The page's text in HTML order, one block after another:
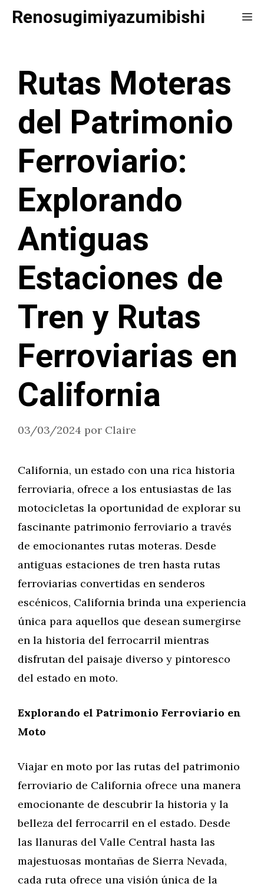
SaltarRenosugimiyazumibishi
Rutas Moteras
del Patrimonio
Ferroviario:
Explorando
Antiguas
Estaciones de
Tren y Rutas
Ferroviarias en
California
03/03/2024 por Claire
California, un estado con una rica historia
ferroviaria, ofrece a los entusiastas de las
motocicletas la oportunidad de explorar su
fascinante patrimonio ferroviario a través
de emocionantes rutas moteras. Desde
antiguas estaciones de tren hasta rutas
ferroviarias convertidas en senderos
escénicos, California brinda una experiencia
única para aquellos que desean sumergirse
en la historia del ferrocarril mientras
disfrutan del paisaje diverso y pintoresco
del estado en moto.
Explorando el Patrimonio Ferroviario en
Moto
Viajar en moto por las rutas del patrimonio
ferroviario de California ofrece una manera
emocionante de descubrir la historia y la
belleza del ferrocarril en el estado. Desde
las llanuras del Valle Central hasta las
majestuosas montañas de Sierra Nevada,
cada ruta ofrece una visión única de la